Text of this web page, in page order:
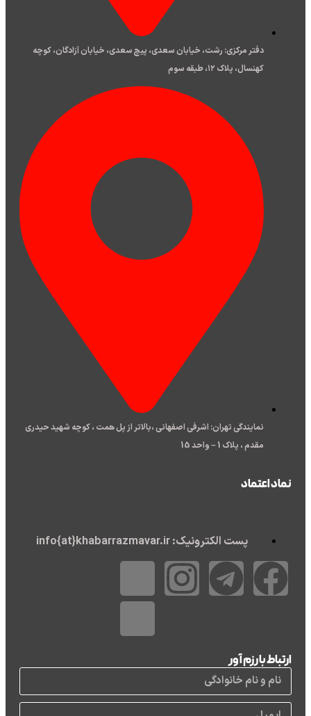
دفتر مرکزی: رشت، خیابان سعدی، پیچ سعدی، خیابان آزادگان، کوچه
کهنسال، پلاک ۱۲، طبقه سوم
نمایندگی تهران: اشرفی اصفهانی ،بالاتر از پل همت ، کوچه شهید حیدری
مقدم ، پلاک 1 – واحد 15
پست الکترونیک: info{at}khabarrazmavar.ir
نماد اعتماد
ارتباط با رزم آور